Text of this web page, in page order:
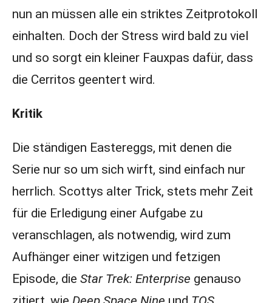
nun an müssen alle ein striktes Zeitprotokoll
einhalten. Doch der Stress wird bald zu viel
und so sorgt ein kleiner Fauxpas dafür, dass
die Cerritos geentert wird.
Kritik
Die ständigen Eastereggs, mit denen die
Serie nur so um sich wirft, sind einfach nur
herrlich. Scottys alter Trick, stets mehr Zeit
für die Erledigung einer Aufgabe zu
veranschlagen, als notwendig, wird zum
Aufhänger einer witzigen und fetzigen
Episode, die Star Trek: Enterprise genauso